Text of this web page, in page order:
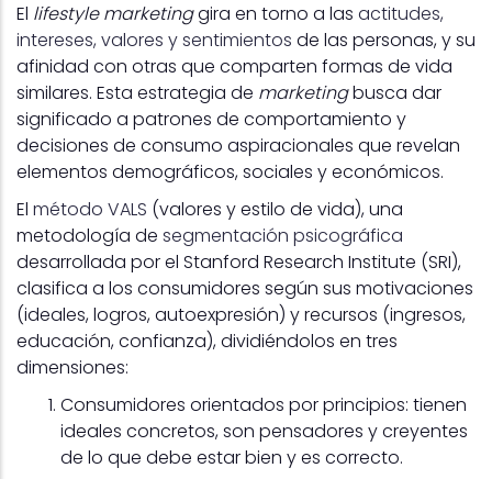
El lifestyle marketinggira en torno a las actitudes,
intereses, valores y sentimientos de las personas, y su
afinidad con otras que comparten formas de vida
similares. Esta estrategia de marketingbusca dar
significado a patrones de comportamiento y
decisiones de consumo aspiracionales que revelan
elementos demográficos, sociales y económicos.
El método VALS (valores y estilo de vida), una
metodología de segmentación psicográfica
desarrollada por el Stanford Research Institute (SRI),
clasifica a los consumidores según sus motivaciones
(ideales, logros, autoexpresión) y recursos (ingresos,
educación, confianza), dividiéndolos en tres
dimensiones:
Consumidores orientados por principios: tienen
ideales concretos, son pensadores y creyentes
de lo que debe estar bien y es correcto.